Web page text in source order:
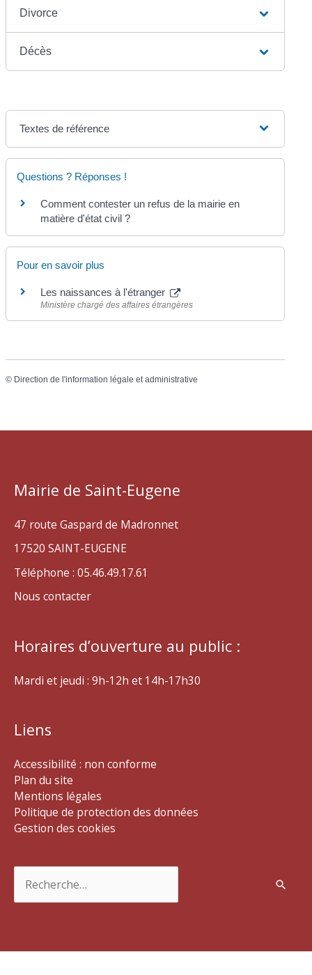
Divorce
Décès
Textes de référence
Questions ? Réponses !
Comment contester un refus de la mairie en
matière d'état civil ?
Pour en savoir plus
Les naissances à l'étranger
Ministère chargé des affaires étrangères
© Direction de l'information légale et administrative
Mairie de Saint-Eugene
47 route Gaspard de Madronnet
17520 SAINT-EUGENE
Téléphone : 05.46.49.17.61
Nous contacter
Horaires d’ouverture au public :
Mardi et jeudi : 9h-12h et 14h-17h30
Liens
Accessibilité : non conforme
Plan du site
Mentions légales
Politique de protection des données
Gestion des cookies